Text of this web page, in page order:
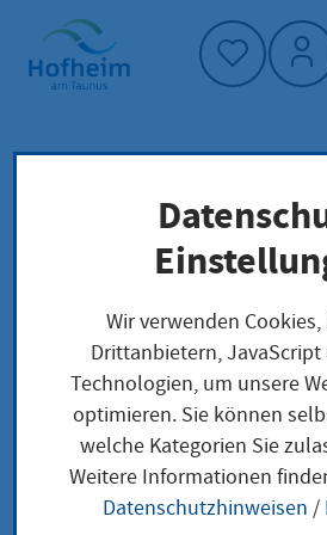
Startseite"
Neuigkeiten und
Außenstelle Wallau am 21. Mai
Außenstelle
am 21. Mai
Wir verwenden
Drittanbietern,
Technologien, um unsere
optimieren. Sie können
welche Kategorien Sie
Weitere Informationen
Datenschutzhinweisen /